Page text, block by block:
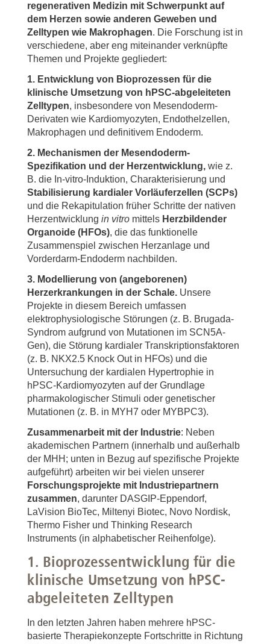
regenerativen Medizin mit Schwerpunkt auf
dem Herzen sowie anderen Geweben und
Zelltypen wie Makrophagen. Die Forschung ist in
verschiedene, aber eng miteinander verknüpfte
Themen und Projekte gegliedert:
1. Entwicklung von Bioprozessen für die
klinische Umsetzung von hPSC-abgeleiteten
Zelltypen, insbesondere von Mesendoderm-
Derivaten wie Kardiomyozyten, Endothelzellen,
Makrophagen und definitivem Endoderm.
2. Mechanismen der Mesendoderm-
Spezifikation und der Herzentwicklung, wie z.
B. die In-vitro-Induktion, Charakterisierung und
Stabilisierung kardialer Vorläuferzellen (SCPs)
und die Rekapitulation früher Schritte der nativen
Herzentwicklung in vitro mittels Herzbildender
Organoide (HFOs), die das funktionelle
Zusammenspiel zwischen Herzanlage und
Vorderdarm-Endoderm nachbilden.
3. Modellierung von (angeborenen)
Herzerkrankungen in der Schale. Unsere
Projekte in diesem Bereich umfassen
elektrophysiologische Störungen (z. B. Brugada-
Syndrom aufgrund von Mutationen im SCN5A-
Gen), die Störung kardialer Transkriptionsfaktoren
(z. B. NKX2.5 Knock Out in HFOs) und die
Untersuchung der kardialen Hypertrophie in
hPSC-Kardiomyozyten auf der Grundlage
pharmakologischer Stimuli oder genetischer
Mutationen (z. B. in MYH7 oder MYBPC3).
Zusammenarbeit mit der Industrie: Neben
akademischen Partnern (innerhalb und außerhalb
der MHH; unten in Bezug auf spezifische Projekte
aufgeführt) arbeiten wir bei vielen unserer
Forschungsprojekte mit Industriepartnern
zusammen, darunter DASGIP-Eppendorf,
LaVision BioTec, Miltenyi Biotec, Novo Nordisk,
Thermo Fisher und Thinking Research
Instruments (in alphabetischer Reihenfolge).
1. Bioprozessentwicklung für die
klinische Umsetzung von hPSC-
abgeleiteten Zelltypen
In den letzten Jahren haben mehrere hPSC-
basierte Therapiekonzepte Fortschritte in Richtung